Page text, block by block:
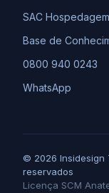
SAC Hospedagem
Base de
0800 940 0243
WhatsApp
© 2026 Insidesign
reservados
Licença SCM